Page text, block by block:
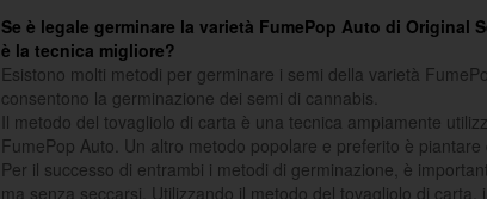
Se è legale germinare la varietà FumePop Auto di Original
è la tecnica migliore?
Esistono molti metodi per germinare i semi della varietà
consentono la germinazione dei semi di cannabis.
Il metodo del tovagliolo di carta è una tecnica ampiamente
FumePop Auto. Un altro metodo popolare e preferito è
Per il successo di entrambi i metodi di germinazione, è
ma senza seccarsi. Utilizzando il metodo del tovagliolo di